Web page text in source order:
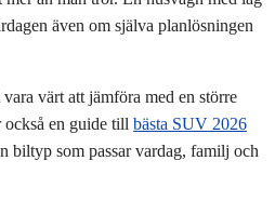
även om själva planlösningen
värt att jämföra med en större
en guide till bästa SUV 2026
biltyp som passar vardag, familj och